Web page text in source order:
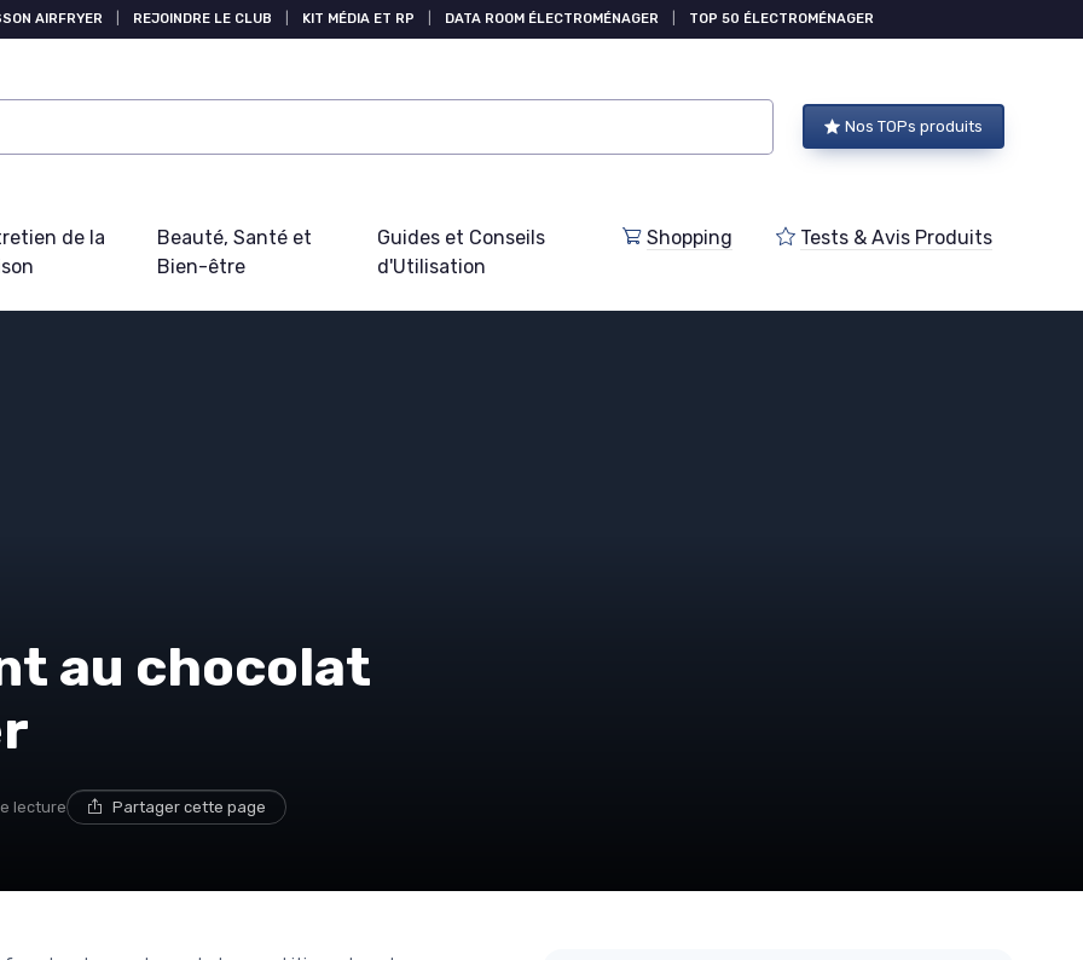
AIRFRYER REJOINDRE LE CLUB KIT MÉDIA ET RP DATA ROOM ÉLECTROMÉNAGER TOP 50 ÉLECTROMÉNAGER
Nos TOPs produits
de la
Beauté, Santé et
Bien-être
Guides et Conseils
d'Utilisation
Shopping Tests & Avis Produits
au chocolat
lecture Partager cette page